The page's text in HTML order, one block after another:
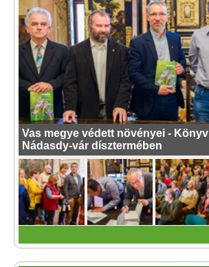
Vas megye védett növényei -
Nádasdy-vár dísztermében